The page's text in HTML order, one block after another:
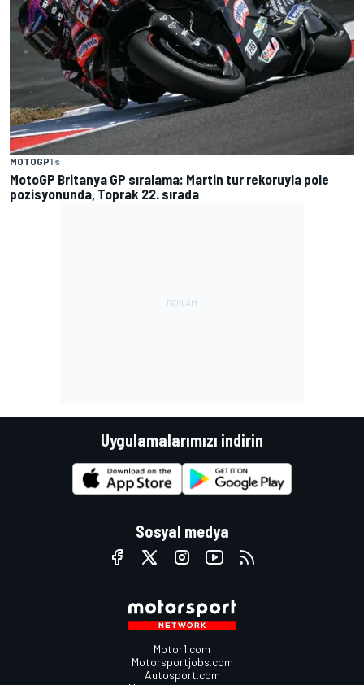
MOTOGP1 s
MotoGP Britanya GP sıralama: Martin tur rekoruyla pole
pozisyonunda, Toprak 22. sırada
Uygulamalarımızı indirin
Sosyal medya
Motor1.com
Motorsportjobs.com
Autosport.com